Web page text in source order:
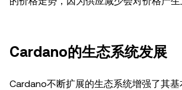
Cardano的生态系统发展
Cardano不断扩展的生态系统增强了其基